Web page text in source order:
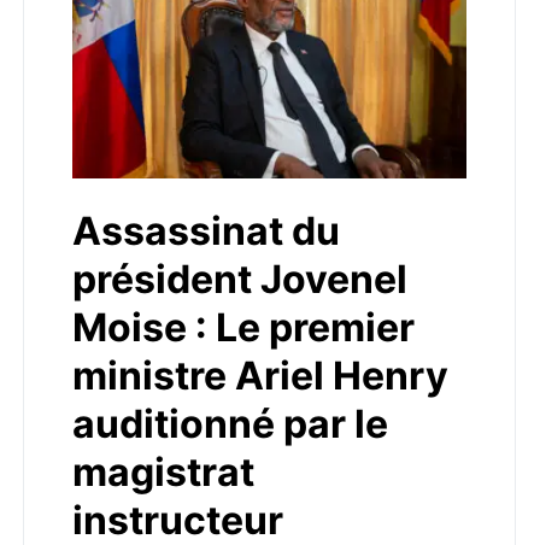
Assassinat du
président Jovenel
Moise : Le premier
ministre Ariel Henry
auditionné par le
magistrat
instructeur